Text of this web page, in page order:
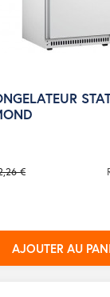
€
AJOUTER AU